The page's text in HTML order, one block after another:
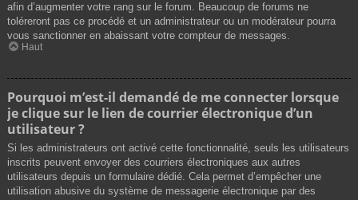
afin d’augmenter votre rang sur le forum. Beaucoup de forums ne
toléreront pas ce procédé et un administrateur ou un modérateur pourra
vous sanctionner en abaissant votre compteur de messages.
Haut
Pourquoi m’est-il demandé de me connecter lorsque
je clique sur le lien de courrier électronique d’un
utilisateur ?
Si les administrateurs ont activé cette fonctionnalité, seuls les utilisateurs
inscrits peuvent envoyer des courriers électroniques aux autres
utilisateurs depuis un formulaire dédié. Cela permet d’empêcher une
utilisation abusive du système de messagerie électronique par des